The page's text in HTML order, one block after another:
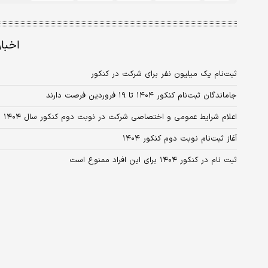
ثبت‌نام یک میلیون نفر برای شرکت در کنکور
جاماندگان ثبت‌نام کنکور ۱۴۰۴ تا ۱۹ فروردین فرصت دارند
اعلام شرایط عمومی و اختصاصی شرکت در نوبت دوم کنکور سال ۱۴۰۴
آغاز ثبت‌نام نوبت دوم کنکور ۱۴۰۴
ثبت نام در کنکور ۱۴۰۴ برای این افراد ممنوع است